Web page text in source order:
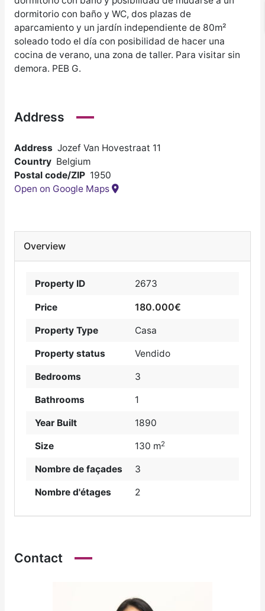
dormitorio con baño y WC, dos plazas de
aparcamiento y un jardín independiente de 80m²
soleado todo el día con posibilidad de hacer una
cocina de verano, una zona de taller. Para visitar sin
demora. PEB G.
Address
Address Jozef Van Hovestraat 11
Country Belgium
Postal code/ZIP 1950
Open on Google Maps
Overview
Property ID 2673
Price 180.000€
Property Type Casa
Property status Vendido
Bedrooms 3
Bathrooms 1
Year Built 1890
Size 130 m2
Nombre de façades 3
Nombre d'étages 2
Contact